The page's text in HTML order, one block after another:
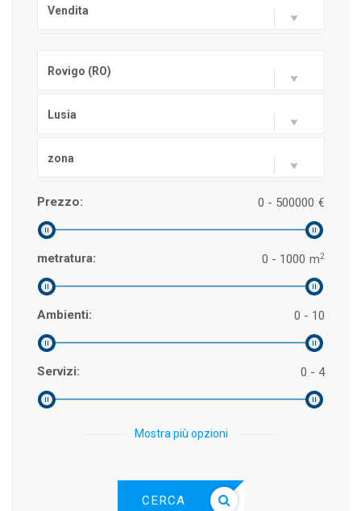
Vendita
Rovigo (RO)
Lusia
zona
Prezzo: €
0 - 500000
metratura: m2
0 - 1000
Ambienti: 0 - 10
Servizi: 0 - 4
Mostra più opzioni
CERCA